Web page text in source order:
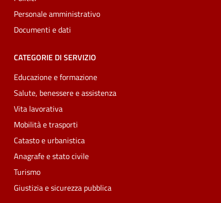
Personale amministrativo
Documenti e dati
CATEGORIE DI SERVIZIO
Educazione e formazione
Salute, benessere e assistenza
Vita lavorativa
Mobilità e trasporti
Catasto e urbanistica
Anagrafe e stato civile
Turismo
Giustizia e sicurezza pubblica